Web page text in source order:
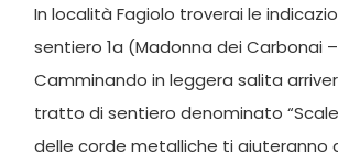
In località Fagiolo troverai le
sentiero 1a (Madonna dei Carbonai
Camminando in leggera salita
tratto di sentiero denominato
delle corde metalliche ti aiuteranno